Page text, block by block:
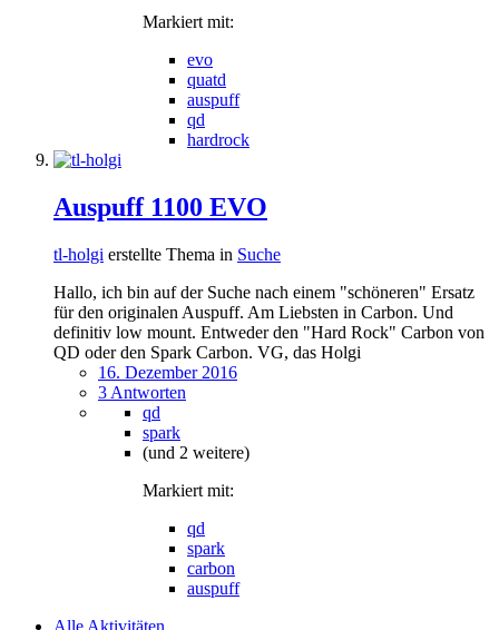
Markiert mit:
evo
quatd
auspuff
qd
hardrock
Auspuff 1100 EVO
tl-holgi erstellte Thema in Suche
Hallo, ich bin auf der Suche nach einem "schöneren" Ersatz
für den originalen Auspuff. Am Liebsten in Carbon. Und
definitiv low mount. Entweder den "Hard Rock" Carbon von
QD oder den Spark Carbon. VG, das Holgi
16. Dezember 2016
3 Antworten
qd
spark
(und 2 weitere)
Markiert mit:
qd
spark
carbon
auspuff
Alle Aktivitäten